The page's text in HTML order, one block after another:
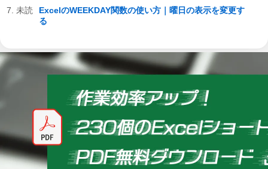
ExcelのWEEKDAY関数の使い方｜曜日の表示を変更す
る